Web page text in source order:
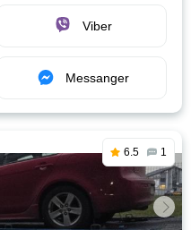
Viber
Messanger
6.5 1